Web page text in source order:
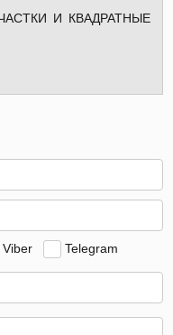
И КВАДРАТНЫЕ
Viber Telegram